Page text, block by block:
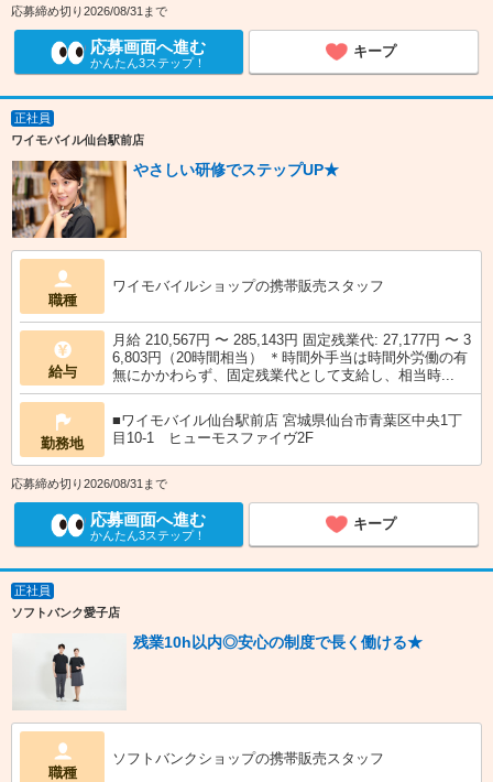
応募締め切り2026/08/31まで
応募画面へ進む
かんたん3ステップ！
キープ
正社員
ワイモバイル仙台駅前店
やさしい研修でステップUP★
職種
ワイモバイルショップの携帯販売スタッフ
給与
月給 210,567円 〜 285,143円 固定残業代: 27,177円 〜 3
6,803円（20時間相当） ＊時間外手当は時間外労働の有
無にかかわらず、固定残業代として支給し、相当時...
勤務地
■ワイモバイル仙台駅前店 宮城県仙台市青葉区中央1丁
目10‐1 ヒューモスファイヴ2F
応募締め切り2026/08/31まで
応募画面へ進む
かんたん3ステップ！
キープ
正社員
ソフトバンク愛子店
残業10h以内◎安心の制度で長く働ける★
職種
ソフトバンクショップの携帯販売スタッフ